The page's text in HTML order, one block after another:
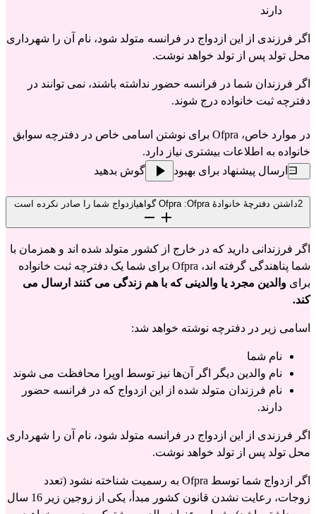
دارند
اگر فرزندی از این ازدواج در فرانسه متولد شود، نام آن را شهرداری
محل تولد پس از تولد خواهد نوشت.
اگر فرزندان شما در فرانسه حضور نداشته باشند، نمی توانند در
دفترچه ثبت خانواده درج شوند.
در موارد خاص، Ofpra برای نوشتن اسامی خاص در دفترچه سوابق
خانواده به اطلاعات بیشتری نیاز دارد.
ارسال پیشنهاد برای بهبود
گوش بدهید
2داشتن دفترچهٔ خانوادهٔ Ofpra :Ofpra گواهیازدواج شما را صادر نکرده است
اگر فرزندانی دارید که در خارج از کشور متولد شده اند و همزمان با
شما پناهندگی گرفته اند، Ofpra برای شما یک دفترچه ثبت خانواده
برای والدین مجرد یا والدینی که با هم زندگی می کنند ارسال می
کند.
اسامی زیر در دفترچه نوشته خواهد شد:
نام شما
نام والدین دیگر اگر آن‌ها نیز توسط اوپرا محافظت می شوند
نام فرزندان متولد شده از این ازدواج که در فرانسه حضور
دارند.
اگر فرزندی از این ازدواج در فرانسه متولد شود، نام آن را شهرداری
محل تولد پس از تولد خواهد نوشت.
اگر ازدواج شما توسط Ofpra به رسمیت شناخته نشود (تعدد
زوجات، رعایت نشدن قانون کشور مبدأ، یکی از زوجین زیر 16 سال